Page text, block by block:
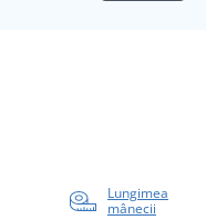
Lungimea
mânecii